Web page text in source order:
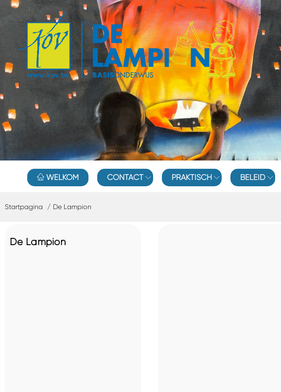
WELKOM CONTACT PRAKTISCH BELEID
Startpagina De Lampion
De Lampion